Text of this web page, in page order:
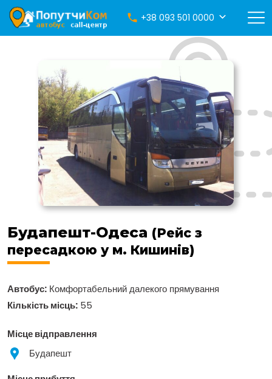
+38 093 501 0000
Будапешт-Одеса (Рейс з
пересадкою у м. Кишинів)
Автобус: Комфортабельний далекого прямування
Кількість місць: 55
Місце відправлення
Будапешт